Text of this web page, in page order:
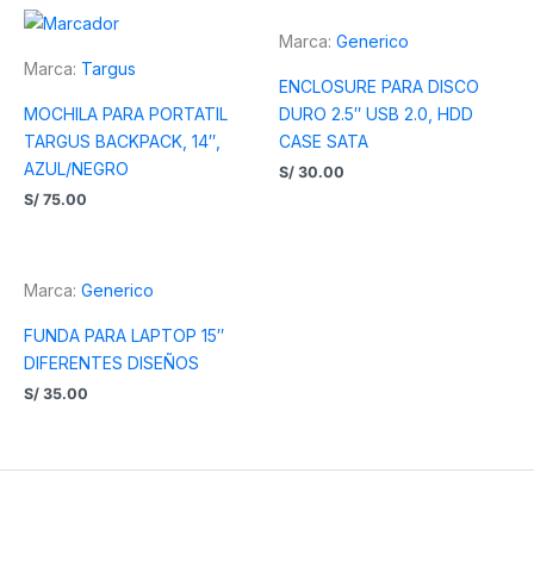
Marca: Targus
MOCHILA PARA PORTATIL
TARGUS BACKPACK, 14″,
AZUL/NEGRO
S/ 75.00
Marca: Generico
ENCLOSURE PARA DISCO
DURO 2.5″ USB 2.0, HDD
CASE SATA
S/ 30.00
Marca: Generico
FUNDA PARA LAPTOP 15″
DIFERENTES DISEÑOS
S/ 35.00